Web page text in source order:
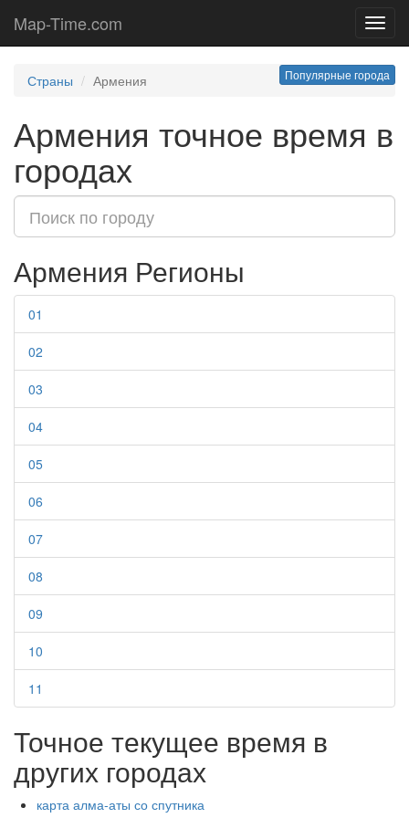
Map-Time.com
Популярные города
Страны Армения
Армения точное время в
городах
Армения Регионы
01
02
03
04
05
06
07
08
09
10
11
Точное текущее время в
других городах
карта алма-аты со спутника